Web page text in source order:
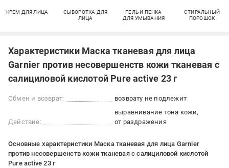
КРЕМ ДЛЯ ЛИЦА
СЫВОРОТКА ДЛЯ
ЛИЦА
ГЕЛЬ И ПЕНКА
ДЛЯ УМЫВАНИЯ
СТИРАЛЬНЫЙ
ПОРОШОК
Характеристики Маска тканевая для лица
Garnier против несовершенств кожи тканевая с
салициловой кислотой Pure active 23 г
Обмен и возврат: возврату не подлежит
Действие:
выравнивание тона кожи
от раздражения
Основные характеристики Маска тканевая для лица Garnier
против несовершенств кожи тканевая с салициловой кислотой
Pure active 23 г